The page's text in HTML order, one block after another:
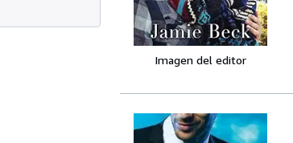
Imagen del editor